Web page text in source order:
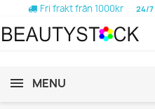
Fri frakt från 1000kr 24/7
MENU